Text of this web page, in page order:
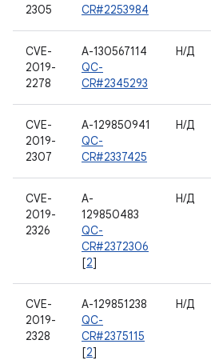
2305
CR#2253984
CVE-
2019-
2278
A-130567114
QC-
CR#2345293
Н/Д
CVE-
2019-
2307
A-129850941
QC-
CR#2337425
Н/Д
CVE-
2019-
2326
A-
129850483
QC-
CR#2372306
[2]
Н/Д
CVE-
2019-
2328
A-129851238
QC-
CR#2375115
[2]
Н/Д